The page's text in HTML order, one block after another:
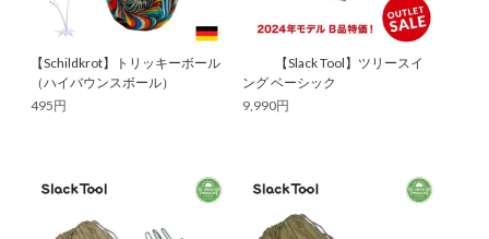
【Schildkrot】トリッキーボール
（ハイバウンスボール）
495円
【Slack Tool】ツリースイ
ング ベーシック
9,990円